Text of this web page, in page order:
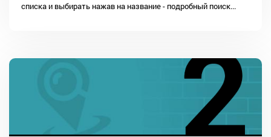
списка и выбирать нажав на название - подробный поиск...